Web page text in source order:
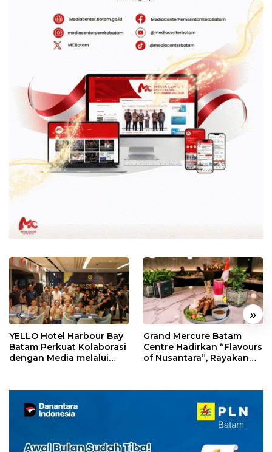
« »
YELLO Hotel Harbour Bay
Batam Perkuat Kolaborasi
dengan Media melalui
Grand Mercure Batam
Centre Hadirkan “Flavours
of Nusantara”, Rayakan